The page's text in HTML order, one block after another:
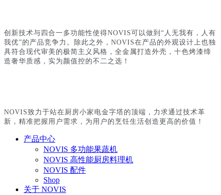
创新技术与四合一多功能性使得NOVIS可以做到“人无我有，人有
我优”的产品竞争力。除此之外，NOVIS在产品的外观设计上也独
具符合现代审美的极简主义风格，全金属打造外壳，十色烤漆缔
造奢华质感，实为颜值控的不二之选！
NOVIS致力于站在厨房小家电金字塔的顶端，力求通过技术革
新，精准把握用户需求，为用户的烹饪生活创造更高的价值！
产品中心
NOVIS 多功能果蔬机
NOVIS 高性能厨房料理机
NOVIS 配件
Shop
关于 NOVIS